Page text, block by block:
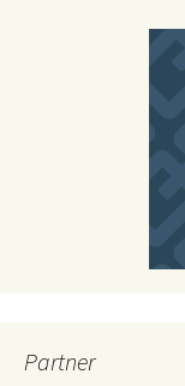
Partner